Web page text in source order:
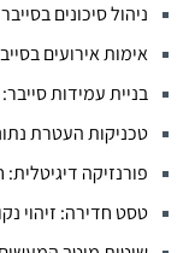
ניהול סיכונים
אימות אירועים
בניית עמידות
טכניקות העטרת
פורנזיקה דיגיטלית:
טסט חדירה: זיהוי